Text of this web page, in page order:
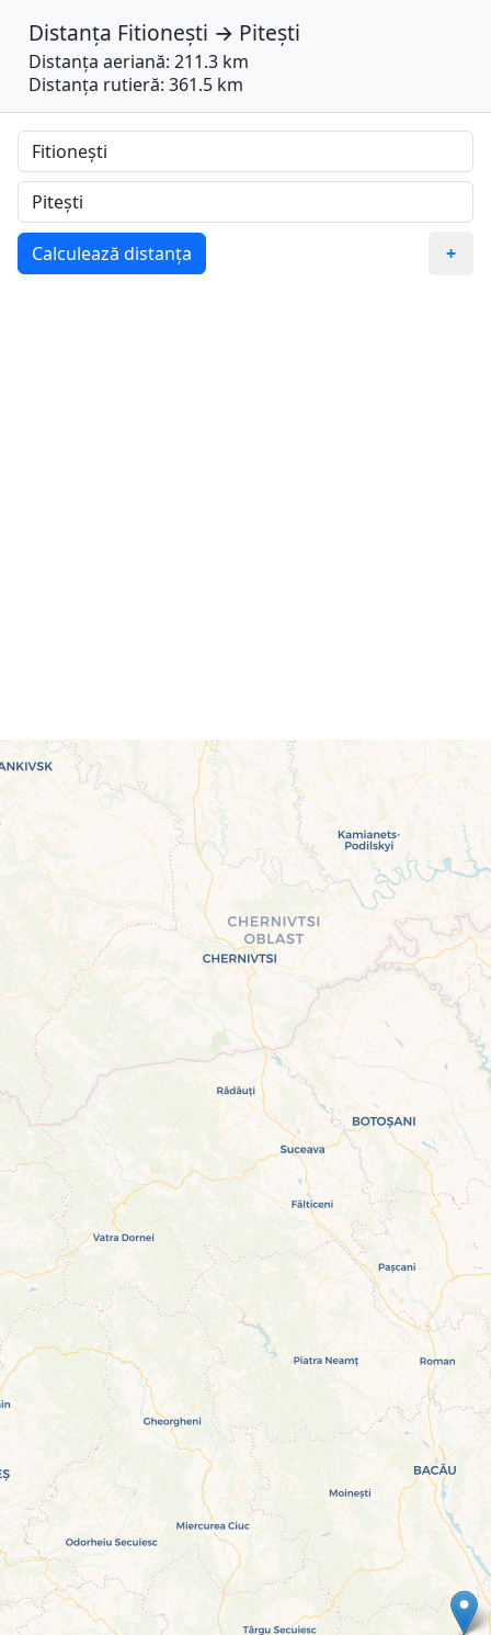
Distanța Fitionești → Pitești
Distanța aeriană: 211.3 km
Distanța rutieră: 361.5 km
Calculează distanța +